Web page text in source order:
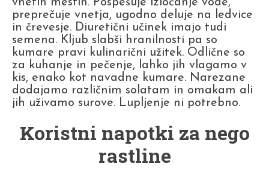
vnetih mestih. Pospešuje izločanje vode,
preprečuje vnetja, ugodno deluje na ledvice
in črevesje. Diuretični učinek imajo tudi
semena. Kljub slabši hranilnosti pa so
kumare pravi kulinarični užitek. Odlične so
za kuhanje in pečenje, lahko jih vlagamo v
kis, enako kot navadne kumare. Narezane
dodajamo različnim solatam in omakam ali
jih uživamo surove. Lupljenje ni potrebno.
Koristni napotki za nego
rastline